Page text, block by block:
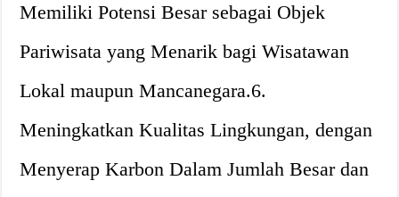
Memiliki Potensi Besar sebagai Objek
Pariwisata yang Menarik bagi Wisatawan
Lokal maupun Mancanegara.6.
Meningkatkan Kualitas Lingkungan, dengan
Menyerap Karbon Dalam Jumlah Besar dan